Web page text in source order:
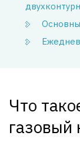
Что
газовый